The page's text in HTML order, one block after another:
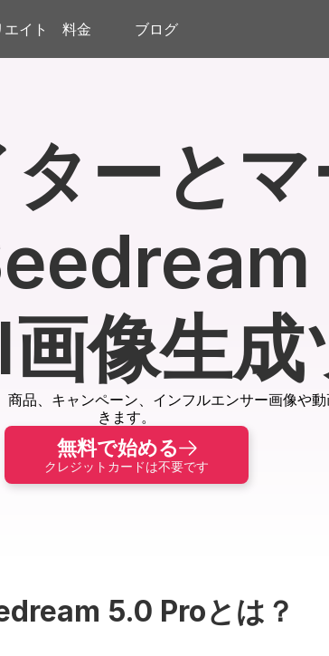
イト 料金 ブログ
ーと
像生成
品、キャンペーン、インフルエンサー画像や
きます。
無料で始める
クレジットカードは不要です
5.0 Proとは？